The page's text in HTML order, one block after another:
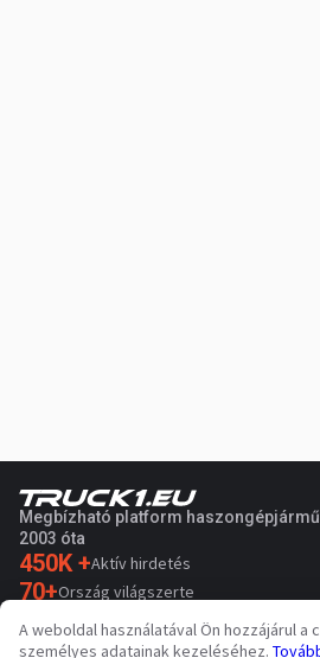
Megbízható platform
2003 óta
450K +Aktív hirdetés
70+Ország világszerte
36 Támogatott nyelv
A weboldal használatával Ön hozzájárul a
személyes adatainak kezeléséhez.